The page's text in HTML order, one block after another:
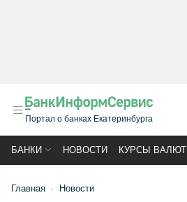
Портал о банках Екатеринбурга
БАНКИ НОВОСТИ КУРСЫ ВАЛЮТ
Главная Новости